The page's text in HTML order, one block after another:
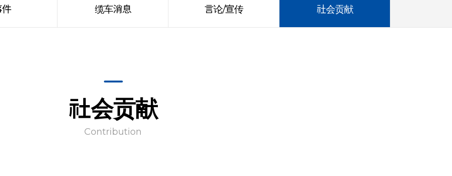
缆车消息 言论/宣传 社会贡献
社会贡献
Contribution